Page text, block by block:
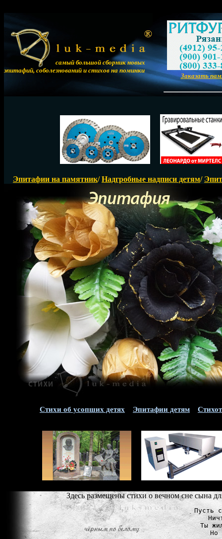
самый большой сборник новых
эпитафий, соболезнований и стихов на поминки
Заказать
Эпитафии на памятник/Надгробные надписи детям/
Стихи об усопших детях Эпитафии детям
Здесь размещены стихи о вечном сне сына
Пусть
Ты